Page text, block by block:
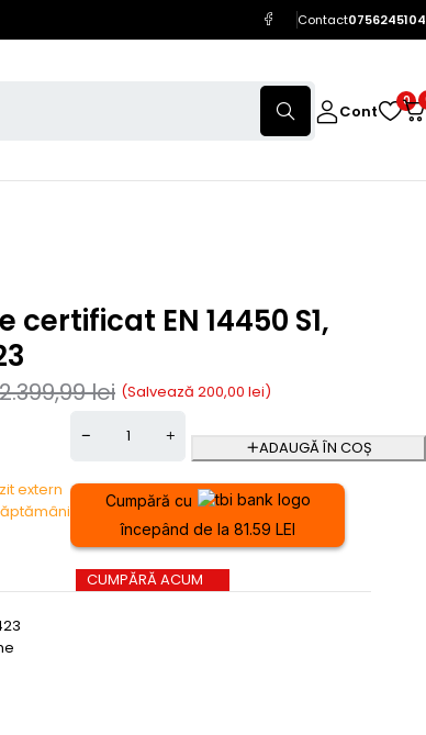
Contact0756245104
Cont
0
certificat EN 14450 S1,
2.399,99lei (Salvează 200,00 lei)
extern
ADAUGĂ ÎN COȘ
Cumpără cu
începând de la 81.59 LEI
CUMPĂRĂ ACUM